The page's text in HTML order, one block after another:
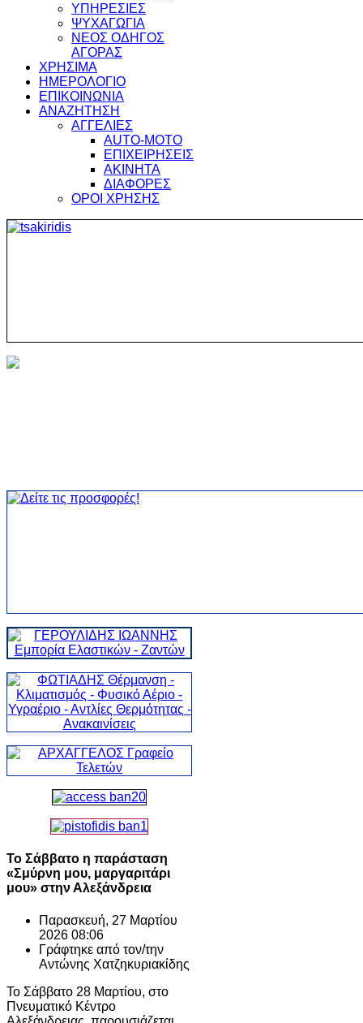
ΥΠΗΡΕΣΙΕΣ
ΨΥΧΑΓΩΓΙΑ
ΝΕΟΣ ΟΔΗΓΟΣ
ΑΓΟΡΑΣ
ΧΡΗΣΙΜΑ
ΗΜΕΡΟΛΟΓΙΟ
ΕΠΙΚΟΙΝΩΝΙΑ
ΑΝΑΖΗΤΗΣΗ
ΑΓΓΕΛΙΕΣ
AUTO-MOTO
ΕΠΙΧΕΙΡΗΣΕΙΣ
ΑΚΙΝΗΤΑ
ΔΙΑΦΟΡΕΣ
ΟΡΟΙ ΧΡΗΣΗΣ
Το Σάββατο η παράσταση
«Σμύρνη μου, μαργαριτάρι
μου» στην Αλεξάνδρεια
Παρασκευή, 27 Μαρτίου
2026 08:06
Γράφτηκε από τον/την
Αντώνης Χατζηκυριακίδης
Το Σάββατο 28 Μαρτίου, στο
Πνευματικό Κέντρο